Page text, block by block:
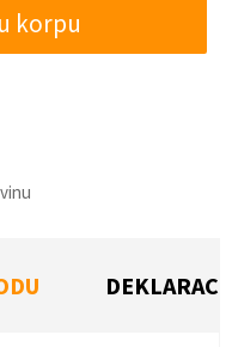
korpu